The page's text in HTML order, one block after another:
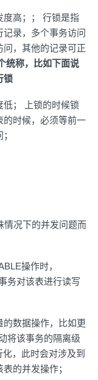
度高；； 行锁是指
录，多个事务访问
问，其他的记录可正
统称，比如下面说
锁
； 上锁的时候锁
的时候，必须等前一
情况下的并发问题而
操作时，
务对该表进行读写
数据操作，比如更
将该事务的隔离级
，此时会对涉及到
的并发操作；